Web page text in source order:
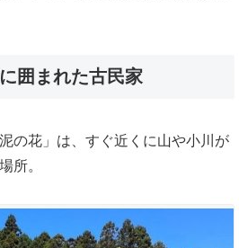
囲まれた古民家
の花」は、すぐ近くに山や小川が
所。